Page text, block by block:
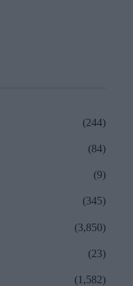
(244)
(84)
(9)
(345)
(3,850)
(23)
(1,582)